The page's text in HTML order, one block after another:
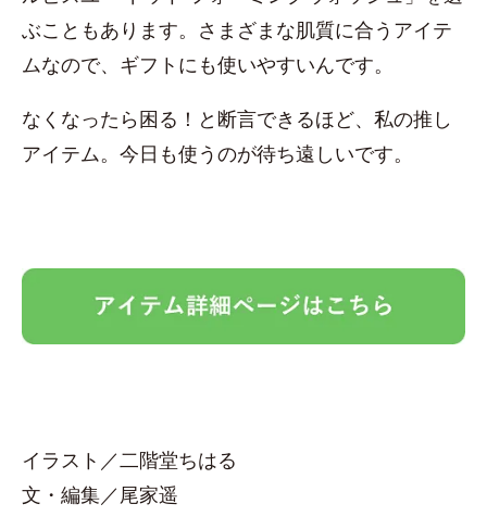
ぶこともあります。さまざまな肌質に合うアイテ
ムなので、ギフトにも使いやすいんです。
なくなったら困る！と断言できるほど、私の推し
アイテム。今日も使うのが待ち遠しいです。
イラスト／二階堂ちはる
文・編集／尾家遥